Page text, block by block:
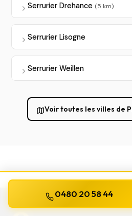
Serrurier Drehance (5 km)
Serrurier Lisogne
Serrurier Weillen
Voir toutes les villes de
0480 20 58 44